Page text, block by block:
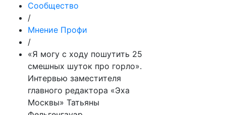
Сообщество
/
Мнение Профи
/
«Я могу с ходу пошутить 25
смешных шуток про горло».
Интервью заместителя
главного редактора «Эха
Москвы» Татьяны